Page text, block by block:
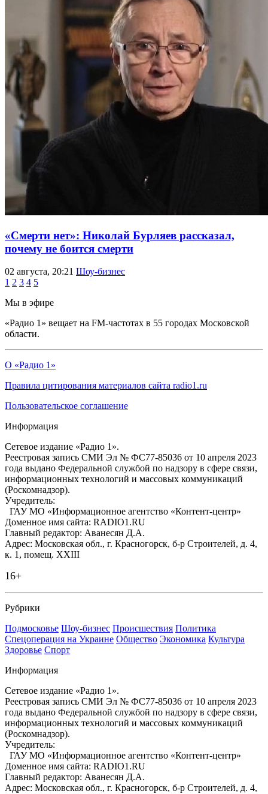
«Смерти нет»: Николай Бурляев рассказал,
почему не боится смерти
02 августа, 20:21 Шоу-бизнес
1 2 3 4 5
Мы в эфире
«Радио 1» вещает на FM-частотах в 55 городах Московской
области.
О «Радио 1»
Правила цитирования материалов сайта radio1.ru
Пользовательское соглашение
Информация
Сетевое издание «Радио 1».
Реестровая запись СМИ Эл № ФС77-85036 от 10 апреля 2023
года выдано Федеральной службой по надзору в сфере связи,
информационных технологий и массовых коммуникаций
(Роскомнадзор).
Учредитель:
ГАУ МО «Информационное агентство «Контент-центр»
Доменное имя сайта: RADIO1.RU
Главный редактор: Аванесян Д.А.
Адрес: Московская обл., г. Красногорск, б-р Строителей, д. 4,
к. 1, помещ. XXIII
16+
Рубрики
Подмосковье Шоу-бизнес Происшествия Политика
Спецоперация на Украине Общество Экономика Культура
Здоровье Спорт
Информация
Сетевое издание «Радио 1».
Реестровая запись СМИ Эл № ФС77-85036 от 10 апреля 2023
года выдано Федеральной службой по надзору в сфере связи,
информационных технологий и массовых коммуникаций
(Роскомнадзор).
Учредитель:
ГАУ МО «Информационное агентство «Контент-центр»
Доменное имя сайта: RADIO1.RU
Главный редактор: Аванесян Д.А.
Адрес: Московская обл., г. Красногорск, б-р Строителей, д. 4,